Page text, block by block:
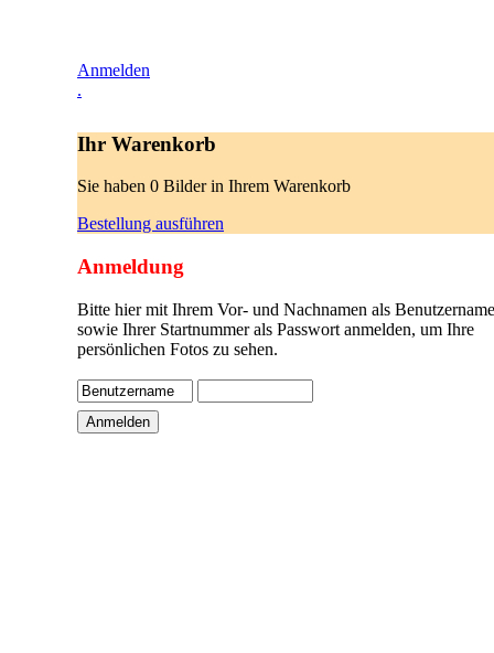
Anmelden
.
Ihr Warenkorb
Sie haben 0 Bilder in Ihrem Warenkorb
Bestellung ausführen
Anmeldung
Bitte hier mit Ihrem Vor- und Nachnamen als
sowie Ihrer Startnummer als Passwort anmelden, um Ihre
persönlichen Fotos zu sehen.